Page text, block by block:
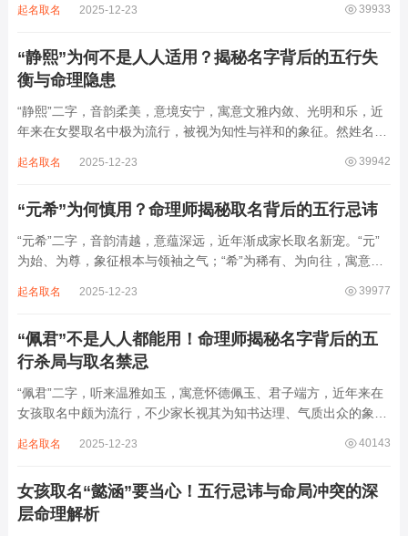
增心力。细察“睿雅”之局，实藏金水成势、火土受制之患，若不顾
39933
起名取名 2025-12-23
“静熙”为何不是人人适用？揭秘名字背后的五行失
衡与命理隐患
“静熙”二字，音韵柔美，意境安宁，寓意文雅内敛、光明和乐，近
年来在女婴取名中极为流行，被视为知性与祥和的象征。然姓名命
象，实藏金水偏寒、火气受制之弊，若不顾八字强弱，盲目套用，
39942
起名取名 2025-12-23
“元希”为何慎用？命理师揭秘取名背后的五行忌讳
“元希”二字，音韵清越，意蕴深远，近年渐成家长取名新宠。“元”
为始、为尊，象征根本与领袖之气；“希”为稀有、为向往，寓意卓
象。然姓名非止文雅，实为命理气场之枢纽。一字之选，关乎运途
39977
起名取名 2025-12-23
“佩君”不是人人都能用！命理师揭秘名字背后的五
行杀局与取名禁忌
“佩君”二字，听来温雅如玉，寓意怀德佩玉、君子端方，近年来在
女孩取名中颇为流行，不少家长视其为知书达理、气质出众的象
察“佩君”之象，实藏金气过旺、木土受制之局，若不顾命主五行强
40143
起名取名 2025-12-23
女孩取名“懿涵”要当心！五行忌讳与命局冲突的深
层命理解析